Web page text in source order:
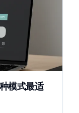
模式最适